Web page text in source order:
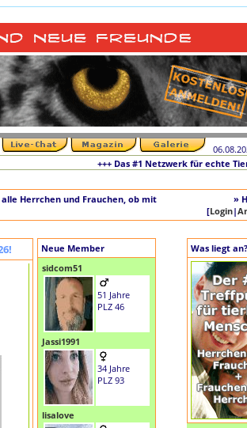
+++ Das #1 Netzwerk für echte
alle Herrchen und Frauchen, ob mit
»
[Login|
Neue Member
sidcom51
51 Jahre
PLZ 46
Jassi1991
34 Jahre
PLZ 93
lisalove
Was liegt an?